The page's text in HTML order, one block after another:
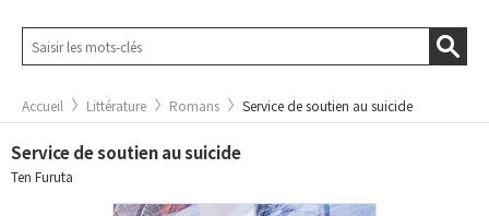
Accueil Littérature Romans Service de soutien au suicide
Service de soutien au suicide
Ten Furuta